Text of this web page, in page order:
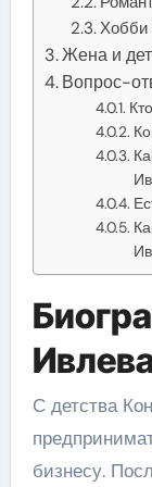
Хобби
Жена и
Вопрос-
С детства
бизнесу.